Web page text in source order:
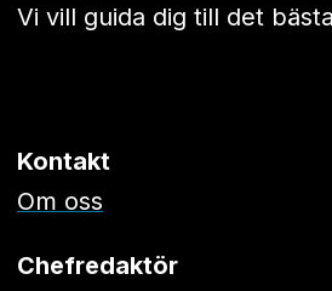
Vi vill guida dig till det
Kontakt
Om oss
Chefredaktör